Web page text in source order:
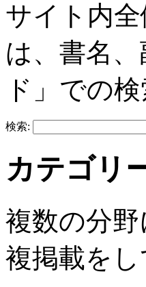
サイト内
は、書名
ド」での
検索:
カテゴリ
複数の分
複掲載をし